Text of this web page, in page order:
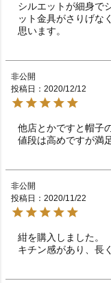
シルエットが細身で
ット金具がさりげな
思います。
非公開
投稿日
2020/12/12
他店とかですと帽子
値段は高めですが満
非公開
投稿日
2020/11/22
紺を購入しました。